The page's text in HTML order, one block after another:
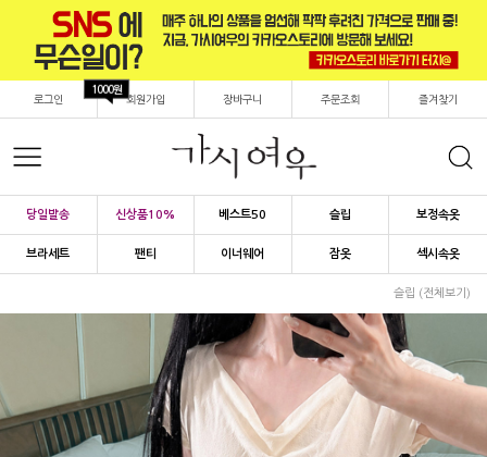
로그인 회원가입
1000원
장바구니 주문조회 즐겨찾기
당일발송 신상품10% 베스트50 슬립 보정속옷
브라세트 팬티 이너웨어 잠옷 섹시속옷
슬립 (전체보기)